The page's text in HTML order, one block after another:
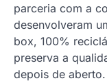
parceria com a
desenvolveram
box, 100%
preserva a
depois de